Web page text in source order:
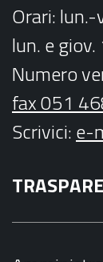
Orari:
lun. e
Numero
fax 051
Scrivici:e-